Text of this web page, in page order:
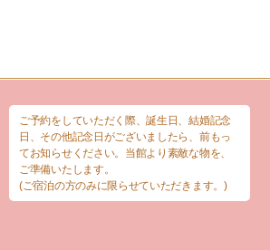
ご予約をしていただく際、誕生日、結婚記念
日、その他記念日がございましたら、前もっ
てお知らせください。当館より素敵な物を、
ご準備いたします。
(ご宿泊の方のみに限らせていただきます。)